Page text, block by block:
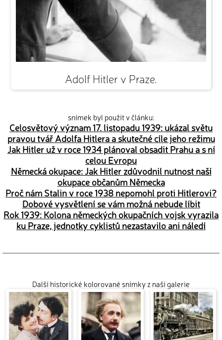
Adolf Hitler v Praze.
snímek byl použit v článku:
Celosvětový význam 17. listopadu 1939: ukázal světu
pravou tvář Adolfa Hitlera a skutečné cíle jeho režimu
Jak Hitler už v roce 1934 plánoval obsadit Prahu a s ní
celou Evropu
Německá okupace: Jak Hitler zdůvodnil nutnost naší
okupace občanům Německa
Proč nám Stalin v roce 1938 nepomohl proti Hitlerovi?
Dobové vysvětlení se vám možná nebude líbit
Rok 1939: Kolona německých okupačních vojsk vyrazila
ku Praze, jednotky cyklistů nezastavilo ani náledí
Další historické kolorované snímky z naší galerie